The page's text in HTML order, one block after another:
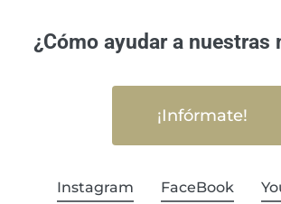
¿Cómo ayudar a nuestras
¡Infórmate!
Instagram FaceBook